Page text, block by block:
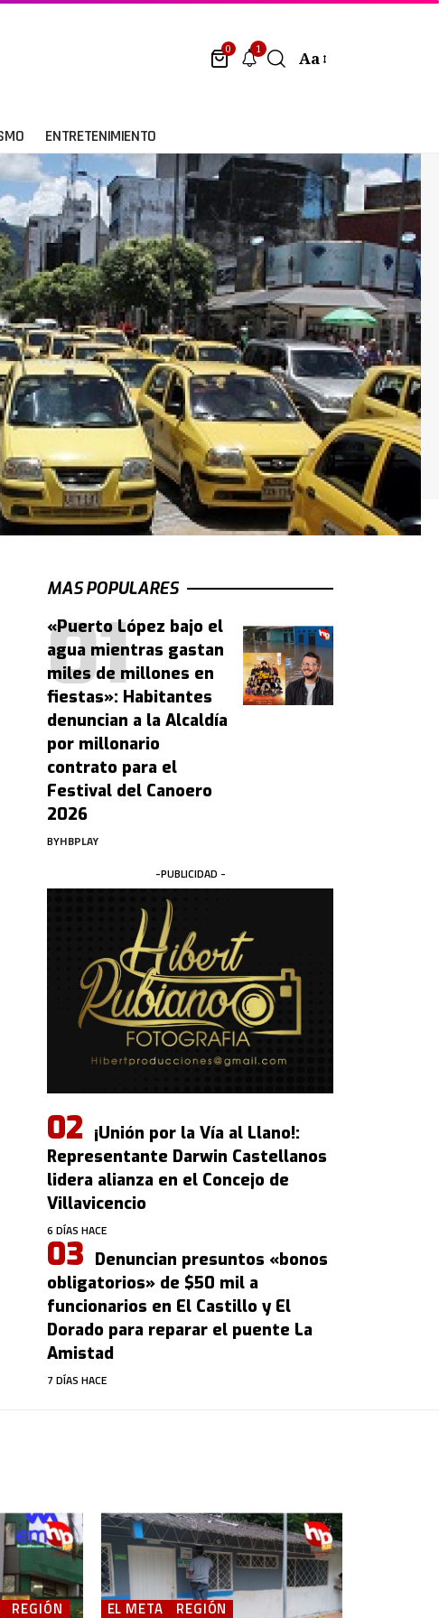
0 1 Aa
ENTRETENIMIENTO
MAS POPULARES
«Puerto López bajo el
agua mientras gastan
miles de millones en
fiestas»: Habitantes
denuncian a la Alcaldía
por millonario
contrato para el
Festival del Canoero
2026
BYHBPLAY
-PUBLICIDAD -
¡Unión por la Vía al Llano!:
Representante Darwin Castellanos
lidera alianza en el Concejo de
Villavicencio
6 DÍAS HACE
Denuncian presuntos «bonos
obligatorios» de $50 mil a
funcionarios en El Castillo y El
Dorado para reparar el puente La
Amistad
7 DÍAS HACE
REGIÓN
EL META
REGIÓN